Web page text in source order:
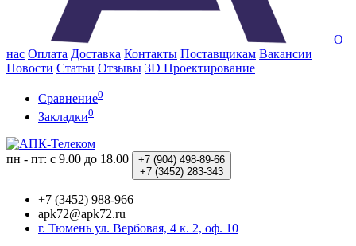
О
нас Оплата Доставка Контакты Поставщикам Вакансии
Новости Статьи Отзывы 3D Проектирование
Сравнение0
Закладки0
пн - пт: с 9.00 до 18.00 +7 (904) 498-89-66
+7 (3452) 283-343
+7 (3452) 988-966
apk72@apk72.ru
г. Тюмень ул. Вербовая, 4 к. 2, оф. 10